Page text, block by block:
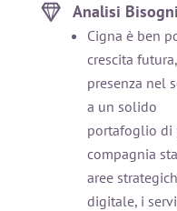
Analisi Bisogni
Cigna è ben
crescita
presenza nel
a un solido
portafoglio di
compagnia
aree
digitale, i